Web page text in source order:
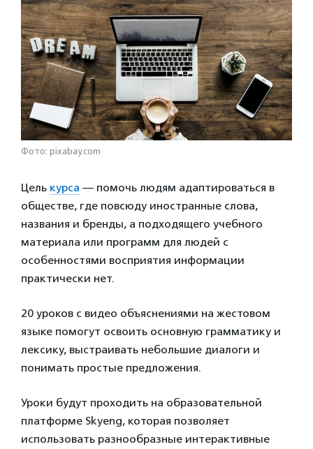
Фото: pixabay.com
Цель курса — помочь людям адаптироваться в
обществе, где повсюду иностранные слова,
названия и бренды, а подходящего учебного
материала или программ для людей с
особенностями восприятия информации
практически нет.
20 уроков с видео объяснениями на жестовом
языке помогут освоить основную грамматику и
лексику, выстраивать небольшие диалоги и
понимать простые предложения.
Уроки будут проходить на образовательной
платформе Skyeng, которая позволяет
использовать разнообразные интерактивные